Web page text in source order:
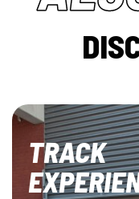
TRACK